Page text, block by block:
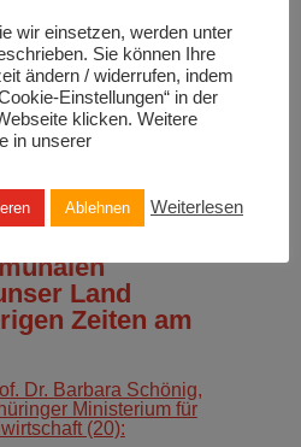
der LVV
und Verkehrsgesellschaft
Chancen der
Ingbert Liebing,
Verbandes kommunaler
Land
Zeiten am
Dr. Barbara Schönig,
Ministerium für
(20):
wir einsetzen, werden unter
Sie können Ihre
ändern / widerrufen, indem
Einstellungen“ in der
klicken. Weitere
in unserer
Ablehnen Weiterlesen